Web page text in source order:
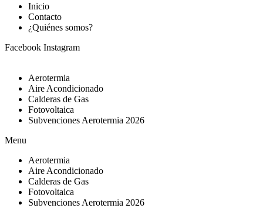
Inicio
Contacto
¿Quiénes somos?
Facebook Instagram
Aerotermia
Aire Acondicionado
Calderas de Gas
Fotovoltaica
Subvenciones Aerotermia 2026
Menu
Aerotermia
Aire Acondicionado
Calderas de Gas
Fotovoltaica
Subvenciones Aerotermia 2026